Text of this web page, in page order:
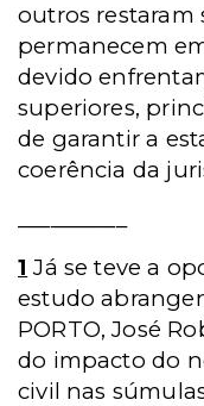
outros restaram
permanecem
devido
superiores,
de garantir a
coerência da
1 Já se teve a
estudo
PORTO, José
do impacto do
civil nas